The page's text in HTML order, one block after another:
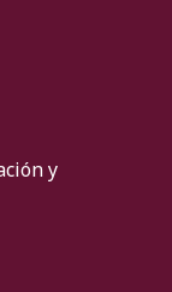
y